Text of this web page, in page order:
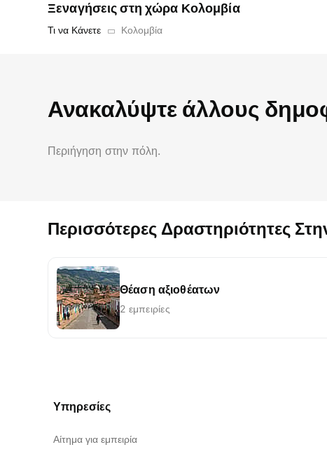
Ξεναγήσεις στη χώρα Κολομβία
Τι να Κάνετε Κολομβία
Ανακαλύψτε άλλους
Περιήγηση στην πόλη.
Περισσότερες Δραστηριότητες
Θέαση αξιοθέατων
2 εμπειρίες
Υπηρεσίες
Αίτημα για εμπειρία